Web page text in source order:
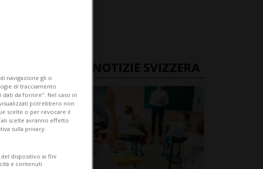
ULTIME NOTIZIE SVIZZERA
navigazione gli o
di tracciamento
da fornire". Nel caso in
potrebbero non
scelte o per revocare il
scelte avranno effetto
sulla privacy.
dispositivo ai fini
e contenuti